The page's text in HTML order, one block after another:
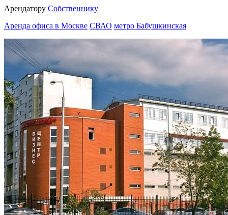
Арендатору Собственнику
Аренда офиса в Москве СВАО метро Бабушкинская